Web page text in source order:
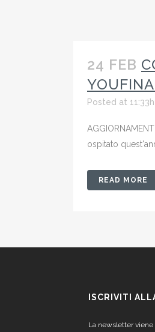
24 FEB
Posted at 11:33h
ospitato
READ MORE
ISCRIVITI
La newsletter viene